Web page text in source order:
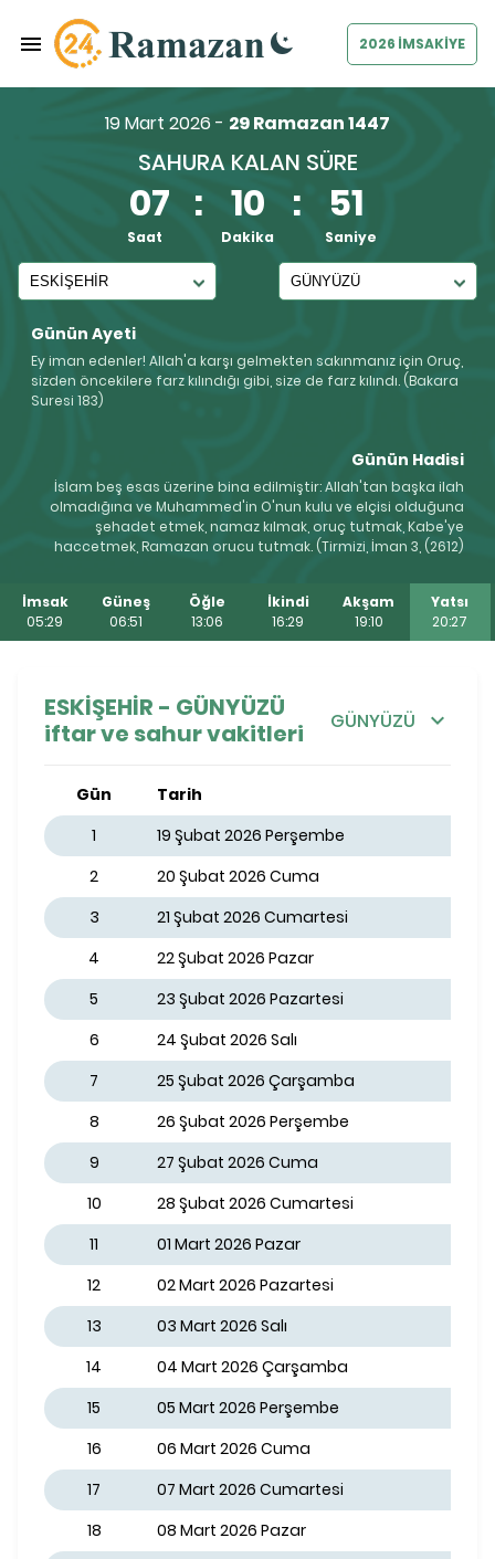
2026 İMSAKİYE
Günün Ayeti
Ey iman edenler! Allah'a karşı gelmekten sakınmanız için Oruç,
sizden öncekilere farz kılındığı gibi, size de farz kılındı. (Bakara
Suresi 183)
19 Mart 2026 - 29 Ramazan 1447
SAHURA KALAN SÜRE
07 : 10 : 51
Saat Dakika Saniye
Günün Hadisi
İslam beş esas üzerine bina edilmiştir: Allah'tan başka ilah
olmadığına ve Muhammed'in O'nun kulu ve elçisi olduğuna
şehadet etmek, namaz kılmak, oruç tutmak, Kabe'ye
haccetmek, Ramazan orucu tutmak. (Tirmizi, İman 3, (2612)
İmsak
05:29
Güneş
06:51
Öğle
13:06
İkindi
16:29
Akşam
19:10
Yatsı
20:27
ESKİŞEHİR - GÜNYÜZÜ
iftar ve sahur vakitleri
GÜNYÜZÜ
Gün Tarih
1
19 Şubat 2026 Perşembe
2
20 Şubat 2026 Cuma
3
21 Şubat 2026 Cumartesi
4
22 Şubat 2026 Pazar
5
23 Şubat 2026 Pazartesi
6
24 Şubat 2026 Salı
7
25 Şubat 2026 Çarşamba
8
26 Şubat 2026 Perşembe
9
27 Şubat 2026 Cuma
10
28 Şubat 2026 Cumartesi
11
01 Mart 2026 Pazar
12
02 Mart 2026 Pazartesi
13
03 Mart 2026 Salı
14
04 Mart 2026 Çarşamba
15
05 Mart 2026 Perşembe
16
06 Mart 2026 Cuma
17
07 Mart 2026 Cumartesi
18
08 Mart 2026 Pazar